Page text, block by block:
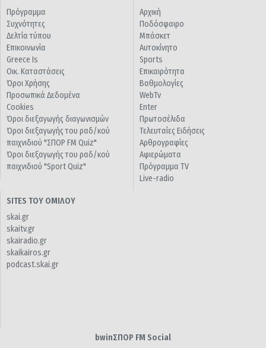
Πρόγραμμα
Συχνότητες
Δελτία τύπου
Επικοινωνία
Greece Is
Οικ. Καταστάσεις
Όροι Χρήσης
Προσωπικά Δεδομένα
Cookies
Όροι διεξαγωγής διαγωνισμών
Όροι διεξαγωγής του ραδ/κού
παιχνιδιού "ΣΠΟΡ FM Quiz"
Όροι διεξαγωγής του ραδ/κού
παιχνιδιού "Sport Quiz"
Αρχική
Ποδόσφαιρο
Μπάσκετ
Αυτοκίνητο
Sports
Επικαιρότητα
Βαθμολογίες
WebTv
Enter
Πρωτοσέλιδα
Τελευταίες Ειδήσεις
Αρθρογραφίες
Αφιερώματα
Πρόγραμμα TV
Live-radio
SITES ΤΟΥ ΟΜΙΛΟΥ
skai.gr
skaitv.gr
skairadio.gr
skaikairos.gr
podcast.skai.gr
bwinΣΠΟΡ FM Social